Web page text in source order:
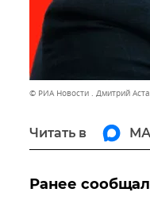
© РИА Новости . Дмитрий
Читать в
Ранее